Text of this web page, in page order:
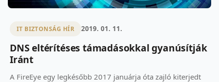
IT BIZTONSÁG HÍR 2019. 01. 11.
DNS eltérítéses támadásokkal gyanúsítják
Iránt
A FireEye egy legkésőbb 2017 januárja óta zajló kiterjedt